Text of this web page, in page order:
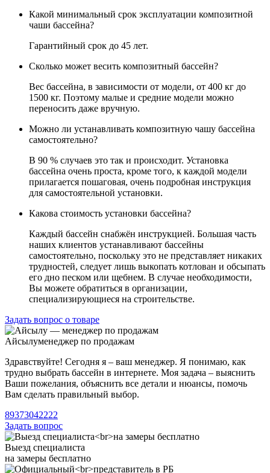
Какой минимальный срок эксплуатации композитной
чаши бассейна?
Гарантийный срок до 45 лет.
Сколько может весить композитный бассейн?
Вес бассейна, в зависимости от модели, от 400 кг до
1500 кг. Поэтому малые и средние модели можно
переносить даже вручную.
Можно ли устанавливать композитную чашу бассейна
самостоятельно?
В 90 % случаев это так и происходит. Установка
бассейна очень проста, кроме того, к каждой модели
прилагается пошаговая, очень подробная инструкция
для самостоятельной установки.
Какова стоимость установки бассейна?
Каждый бассейн снабжён инструкцией. Большая часть
наших клиентов устанавливают бассейны
самостоятельно, поскольку это не представляет никаких
трудностей, следует лишь выкопать котлован и обсыпать
его дно песком или щебнем. В случае необходимости,
Вы можете обратиться в организации,
специализирующиеся на строительстве.
Задать вопрос о товаре
Айсылуменеджер по продажам
Здравствуйте! Сегодня я – ваш менеджер. Я понимаю, как
трудно выбрать бассейн в интернете. Моя задача – выяснить
Ваши пожелания, объяснить все детали и нюансы, помочь
Вам сделать правильный выбор.
89373042222
Задать вопрос
Выезд специалиста
на замеры бесплатно